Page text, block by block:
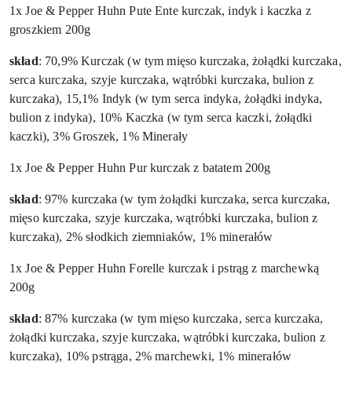
1x Joe & Pepper Huhn Pute Ente kurczak, indyk i kaczka z
groszkiem 200g
skład: 70,9% Kurczak (w tym mięso kurczaka, żołądki kurczaka,
serca kurczaka, szyje kurczaka, wątróbki kurczaka, bulion z
kurczaka), 15,1% Indyk (w tym serca indyka, żołądki indyka,
bulion z indyka), 10% Kaczka (w tym serca kaczki, żołądki
kaczki), 3% Groszek, 1% Minerały
1x Joe & Pepper Huhn Pur kurczak z batatem 200g
skład: 97% kurczaka (w tym żołądki kurczaka, serca kurczaka,
mięso kurczaka, szyje kurczaka, wątróbki kurczaka, bulion z
kurczaka), 2% słodkich ziemniaków, 1% minerałów
1x Joe & Pepper Huhn Forelle kurczak i pstrąg z marchewką
200g
skład: 87% kurczaka (w tym mięso kurczaka, serca kurczaka,
żołądki kurczaka, szyje kurczaka, wątróbki kurczaka, bulion z
kurczaka), 10% pstrąga, 2% marchewki, 1% minerałów